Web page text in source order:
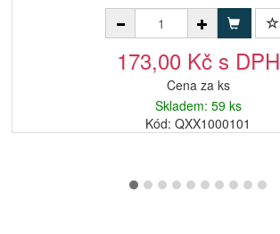
173,00 Kč s DPH
Cena za ks
Skladem: 59 ks
Kód: QXX1000101